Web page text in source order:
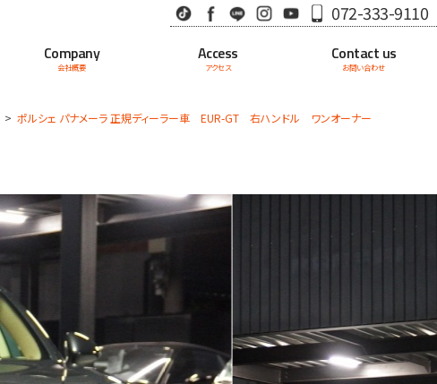
TikTok Facebook
LINE InstagramYoutube072-333-9110
Company
会社概要
Access
アクセス
Contact us
お問い合わせ
ポルシェ パナメーラ 正規ディーラー車 EUR-GT 右ハンドル ワンオーナー